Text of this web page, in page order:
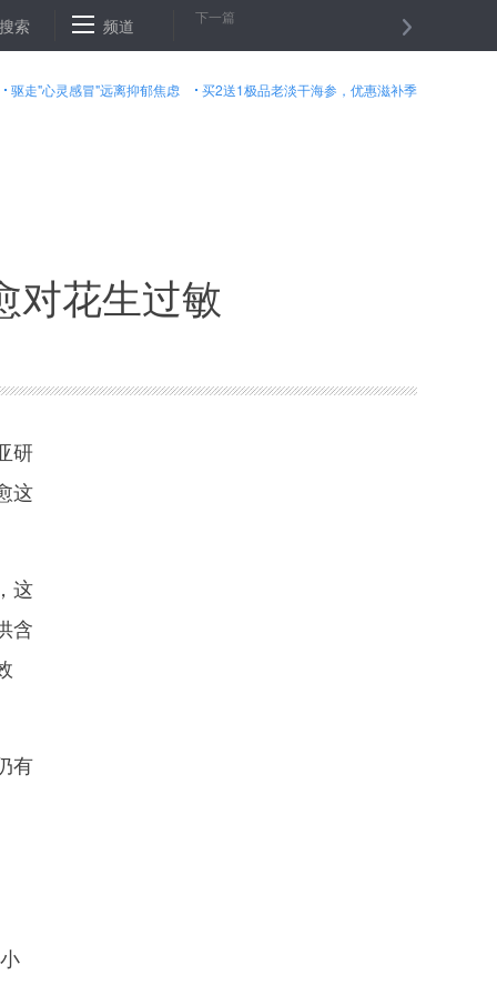
件造成1死1伤 特朗普宣布美军网络司令部升级 国际油价１８
搜索 频道 下一篇
驱走"心灵感冒"远离抑郁焦虑 买2送1极品老淡干海参，优惠滋补季
对花生过敏
研
这
这
含
有